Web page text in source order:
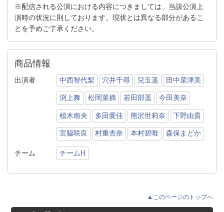
※配信される公演における内容につきましては、当該公演上
演時の状況に則しております。現状とは異なる部分があるこ
とを予めご了承ください。
商品情報
出演者 中西智代梨 穴井千尋 兒玉遥 田中菜津美
渕上舞 松岡菜摘 若田部遥 今田美奈
植木南央 多田愛佳 熊沢世莉奈 下野由貴
宮脇咲良 村重杏奈 本村碧唯 森保まどか
チーム チームH
▲このページのトップへ